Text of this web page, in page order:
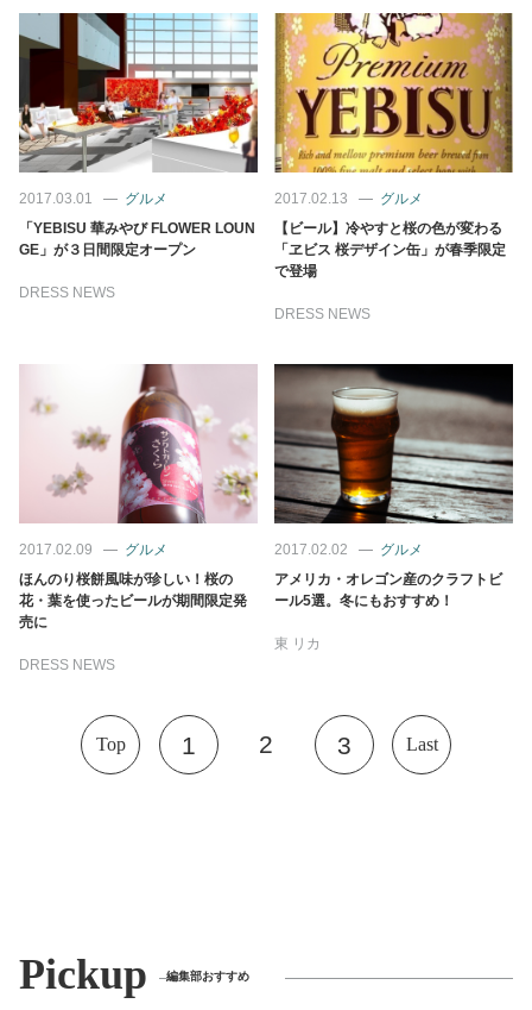
2017.03.01
グルメ
「YEBISU 華みやび FLOWER LOUN
GE」が３日間限定オープン
DRESS NEWS
2017.02.13
グルメ
【ビール】冷やすと桜の色が変わる
「ヱビス 桜デザイン缶」が春季限定
で登場
DRESS NEWS
2017.02.09
グルメ
ほんのり桜餅風味が珍しい！桜の
花・葉を使ったビールが期間限定発
売に
DRESS NEWS
2017.02.02
グルメ
アメリカ・オレゴン産のクラフトビ
ール5選。冬にもおすすめ！
東 リカ
Top 1 2 3 Last
Pickup 編集部おすすめ